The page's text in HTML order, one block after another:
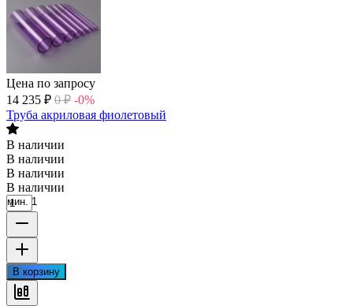
Цена по запросу
14 235 ₽ 0 ₽ -0%
Труба акриловая фиолетовый
В наличии
В наличии
В наличии
В наличии
мин. 1
В корзину